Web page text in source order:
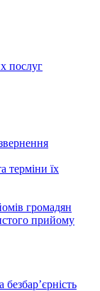
послуг
терміни їх
громадян
прийому